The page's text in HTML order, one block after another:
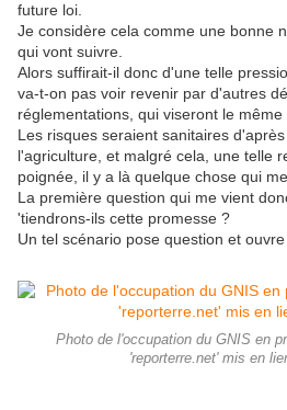
future loi.
Je considère cela comme une bonne
qui vont suivre.
Alors suffirait-il donc d'une telle
va-t-on pas voir revenir par d'autres
réglementations, qui viseront le
Les risques seraient sanitaires
l'agriculture, et malgré cela, une telle
poignée, il y a là quelque chose qui
La première question qui me vient
'tiendrons-ils cette promesse ?
Un tel scénario pose question et
Photo de l'occupation du GNIS en
'reporterre.net' mis en